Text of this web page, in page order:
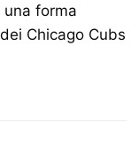
forma
Chicago Cubs